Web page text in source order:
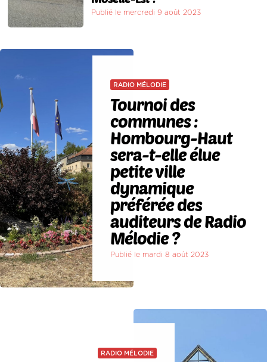
Publié le mercredi 9 août 2023
RADIO MÉLODIE
Tournoi des
communes :
Hombourg-Haut
sera-t-elle élue
petite ville
dynamique
préférée des
auditeurs de Radio
Mélodie ?
Publié le mardi 8 août 2023
RADIO MÉLODIE